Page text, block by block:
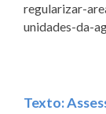
regularizar-
unidades-da-
Texto: